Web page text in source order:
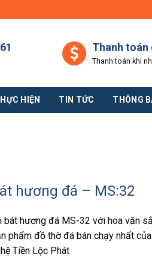
Thanh toán
Thanh toán khi
HIỆN TIN TỨC THÔNG
hương đá – MS:32
bát hương đá MS-32 với hoa văn
phẩm đồ thờ đá bán chạy nhất
Tiền Lộc Phát